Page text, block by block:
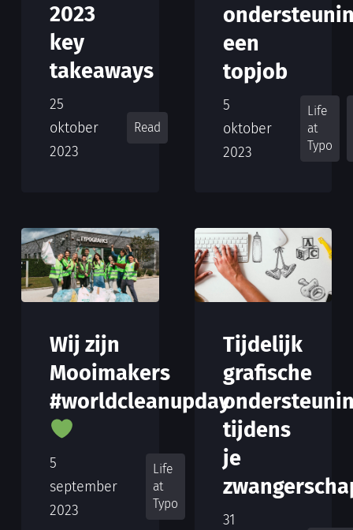
2023
key
takeaways
25
oktober
2023
Read
een
topjob
5
oktober
2023
Life
at
Typo
Wij zijn
Mooimakers
#worldcleanupday
5
september
2023
Life
at
Typo
Tijdelijk
grafische
tijdens
je
31